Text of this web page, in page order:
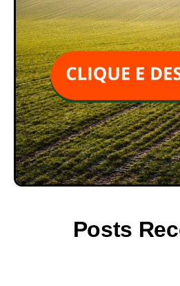
Posts